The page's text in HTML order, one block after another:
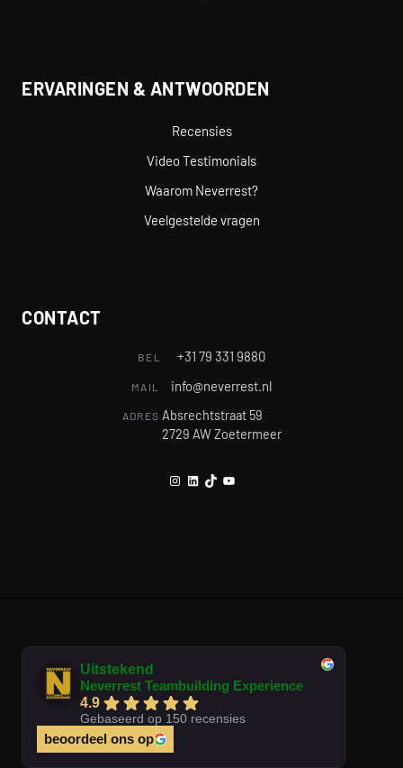
ERVARINGEN & ANTWOORDEN
Recensies
Video Testimonials
Waarom Neverrest?
Veelgestelde vragen
CONTACT
BEL +31 79 331 9880
MAIL info@neverrest.nl
ADRES Absrechtstraat 59
2729 AW Zoetermeer
Instagram
LinkedIn
TikTokYouTube
Uitstekend
Neverrest Teambuilding Experience
4.9
Gebaseerd op 150 recensies
beoordeel ons op